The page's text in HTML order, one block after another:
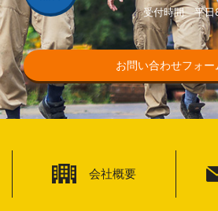
022-343-6111受付時間 平日
お問い合わせフォー
会社概要